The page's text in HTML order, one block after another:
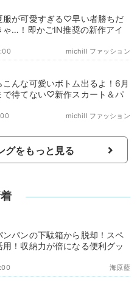
服が可愛すぎる♡早い者勝ちだ
ゃ…！即かごIN推奨の新作アイ
michill ファッション
こんな可愛いボトム出るよ！6月
で待てない♡新作スカート＆パ
michill ファッション
グをもっと見る
ンパンの下駄箱から脱却！スペ
用！収納力が倍になる便利グッ
海原藍